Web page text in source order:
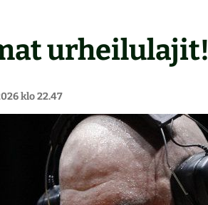
urheilulajit!
klo 22.47